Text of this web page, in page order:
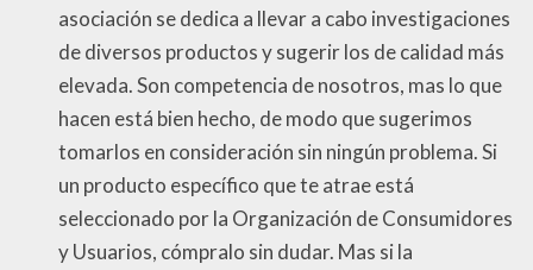
asociación se dedica a llevar a cabo investigaciones
de diversos productos y sugerir los de calidad más
elevada. Son competencia de nosotros, mas lo que
hacen está bien hecho, de modo que sugerimos
tomarlos en consideración sin ningún problema. Si
un producto específico que te atrae está
seleccionado por la Organización de Consumidores
y Usuarios, cómpralo sin dudar. Mas si la